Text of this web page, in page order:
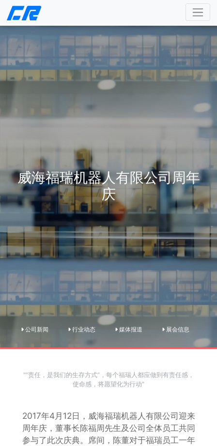
威海福瑞机器人有限公司周年
庆
公司新闻 行业动态 媒体报道 展会信息
"“责任，是我们的生存方式”，每个福瑞人都应做到有责任感，
使命感，将愿望化为行动"
2017年4月12日，威海福瑞机器人有限公司迎来
周年庆，董事长陈福周先生及公司全体员工共同
参与了此次庆典。席间，陈董对于福瑞员工一年